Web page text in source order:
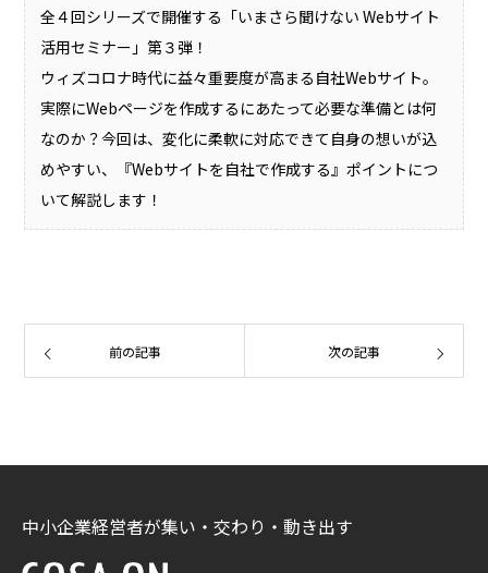
全４回シリーズで開催する「いまさら聞けない Webサイト
活用セミナー」第３弾！
ウィズコロナ時代に益々重要度が高まる自社Webサイト。
実際にWebページを作成するにあたって必要な準備とは何
なのか？今回は、変化に柔軟に対応できて自身の想いが込
めやすい、『Webサイトを自社で作成する』ポイントにつ
いて解説します！
前の記事 次の記事
中小企業経営者が集い・交わり・動き出す